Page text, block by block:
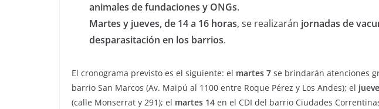
animales de fundaciones y ONGs.
Martes y jueves, de 14 a 16 horas, se realizarán jornadas de
desparasitación en los barrios.
El cronograma previsto es el siguiente: el martes 7 se brindarán atenciones
barrio San Marcos (Av. Maipú al 1100 entre Roque Pérez y Los Andes); el
(calle Monserrat y 291); el martes 14 en el CDI del barrio Ciudades